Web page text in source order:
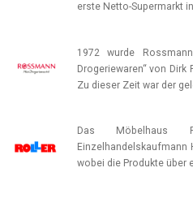
erste Netto-Supermarkt
1972 wurde
Drogeriewaren“ von
Zu dieser Zeit war der
Das Möbelhaus
Einzelhandelskaufmann
wobei die Produkte über